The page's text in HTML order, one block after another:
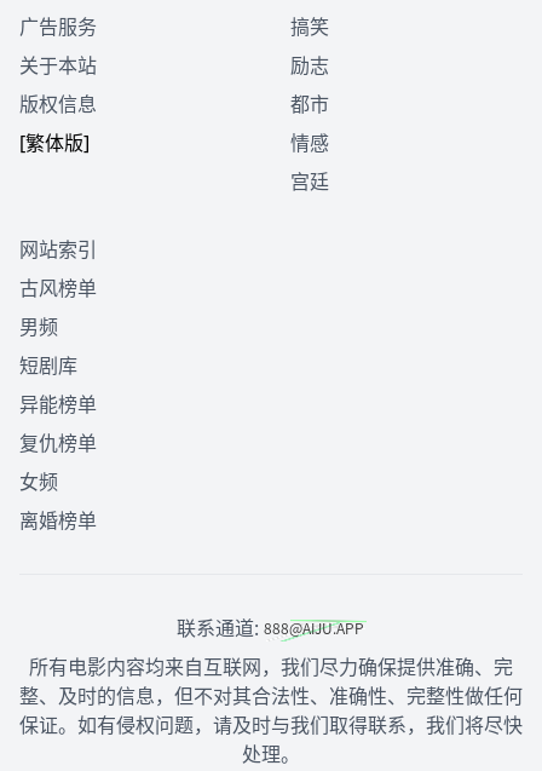
广告服务
关于本站
版权信息
[繁体版]
搞笑
励志
都市
情感
宫廷
网站索引
古风榜单
男频
短剧库
异能榜单
复仇榜单
女频
离婚榜单
联系通道:
所有电影内容均来自互联网，我们尽力确保提供准确、完
整、及时的信息，但不对其合法性、准确性、完整性做任何
保证。如有侵权问题，请及时与我们取得联系，我们将尽快
处理。